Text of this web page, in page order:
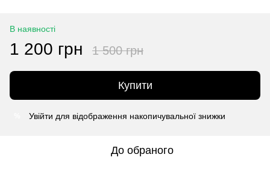
В наявності
1 200 грн 1 500 грн
Купити
Увійти для відображення накопичувальної знижки
До обраного